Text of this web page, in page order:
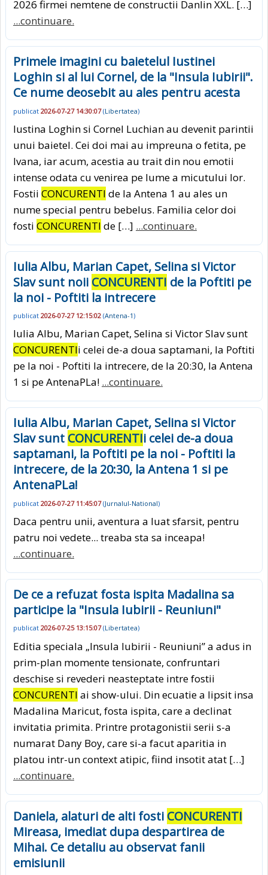
2026 firmei nemtene de constructii Danlin XXL. […]
...continuare.
Primele imagini cu baietelul Iustinei
Loghin si al lui Cornel, de la "Insula Iubirii".
Ce nume deosebit au ales pentru acesta
publicat 2026-07-27 14:30:07(Libertatea)
Iustina Loghin si Cornel Luchian au devenit parintii
unui baietel. Cei doi mai au impreuna o fetita, pe
Ivana, iar acum, acestia au trait din nou emotii
intense odata cu venirea pe lume a micutului lor.
Fostii CONCURENTI de la Antena 1 au ales un
nume special pentru bebelus. Familia celor doi
fosti CONCURENTI de […] ...continuare.
Iulia Albu, Marian Capet, Selina si Victor
Slav sunt noii CONCURENTI de la Poftiti pe
la noi - Poftiti la intrecere
publicat 2026-07-27 12:15:02 (Antena-1)
Iulia Albu, Marian Capet, Selina si Victor Slav sunt
CONCURENTIi celei de-a doua saptamani, la Poftiti
pe la noi - Poftiti la intrecere, de la 20:30, la Antena
1 si pe AntenaPLa! ...continuare.
Iulia Albu, Marian Capet, Selina si Victor
Slav sunt CONCURENTIi celei de-a doua
saptamani, la Poftiti pe la noi - Poftiti la
intrecere, de la 20:30, la Antena 1 si pe
AntenaPLa!
publicat 2026-07-27 11:45:07(Jurnalul-National)
Daca pentru unii, aventura a luat sfarsit, pentru
patru noi vedete... treaba sta sa inceapa!
...continuare.
De ce a refuzat fosta ispita Madalina sa
participe la "Insula Iubirii - Reuniuni"
publicat 2026-07-25 13:15:07(Libertatea)
Editia speciala „Insula Iubirii - Reuniuni” a adus in
prim-plan momente tensionate, confruntari
deschise si revederi neasteptate intre fostii
CONCURENTI ai show-ului. Din ecuatie a lipsit insa
Madalina Maricut, fosta ispita, care a declinat
invitatia primita. Printre protagonistii serii s-a
numarat Dany Boy, care si-a facut aparitia in
platou intr-un context atipic, fiind insotit atat […]
...continuare.
Daniela, alaturi de alti fosti CONCURENTI
Mireasa, imediat dupa despartirea de
Mihai. Ce detaliu au observat fanii
emisiunii